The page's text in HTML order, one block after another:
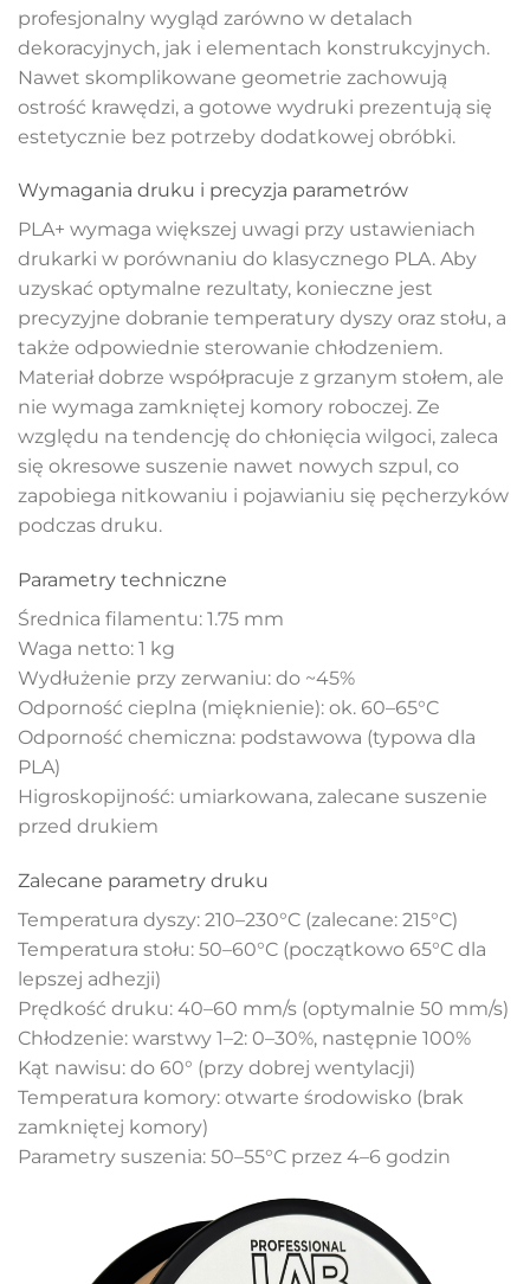
profesjonalny wygląd zarówno w detalach
dekoracyjnych, jak i elementach konstrukcyjnych.
Nawet skomplikowane geometrie zachowują
ostrość krawędzi, a gotowe wydruki prezentują się
estetycznie bez potrzeby dodatkowej obróbki.
Wymagania druku i precyzja parametrów
PLA+ wymaga większej uwagi przy ustawieniach
drukarki w porównaniu do klasycznego PLA. Aby
uzyskać optymalne rezultaty, konieczne jest
precyzyjne dobranie temperatury dyszy oraz stołu, a
także odpowiednie sterowanie chłodzeniem.
Materiał dobrze współpracuje z grzanym stołem, ale
nie wymaga zamkniętej komory roboczej. Ze
względu na tendencję do chłonięcia wilgoci, zaleca
się okresowe suszenie nawet nowych szpul, co
zapobiega nitkowaniu i pojawianiu się pęcherzyków
podczas druku.
Parametry techniczne
Średnica filamentu: 1.75 mm
Waga netto: 1 kg
Wydłużenie przy zerwaniu: do ~45%
Odporność cieplna (mięknienie): ok. 60–65°C
Odporność chemiczna: podstawowa (typowa dla
PLA)
Higroskopijność: umiarkowana, zalecane suszenie
przed drukiem
Zalecane parametry druku
Temperatura dyszy: 210–230°C (zalecane: 215°C)
Temperatura stołu: 50–60°C (początkowo 65°C dla
lepszej adhezji)
Prędkość druku: 40–60 mm/s (optymalnie 50 mm/s)
Chłodzenie: warstwy 1–2: 0–30%, następnie 100%
Kąt nawisu: do 60° (przy dobrej wentylacji)
Temperatura komory: otwarte środowisko (brak
zamkniętej komory)
Parametry suszenia: 50–55°C przez 4–6 godzin